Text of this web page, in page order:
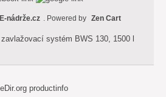
E-nádrže.cz . Powered by Zen Cart
productinfo